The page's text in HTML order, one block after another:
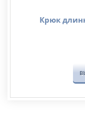
Крюк